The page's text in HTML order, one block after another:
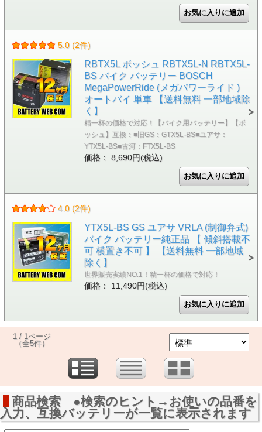
5.0 (2件)
RBTX5L ボッシュ RBTX5L-N RBTX5L-
BS バイク バッテリー BOSCH
MegaPowerRide (メガパワーライド )
オートバイ 単車 【送料無料 一部地域除
く】
精一杯の価格で対応！【バイク用バッテリー】【ボ
ッシュ】互換：■旧GS：GTX5L-BS■ユアサ：
YTX5L-BS■古河：FTX5L-BS
価格： 8,690円(税込)
4.0 (2件)
YTX5L-BS GS ユアサ VRLA (制御弁式)
バイク バッテリー純正品 【 傾斜搭載不
可 横置き不可 】 【送料無料 一部地域
除く】
世界販売実績NO.1！精一杯の価格で対応！
価格： 11,490円(税込)
1 / 1ページ
（全5件）
商品検索 ●検索のヒント→お使いの品番を
入力、互換バッテリーが一覧に表示されます